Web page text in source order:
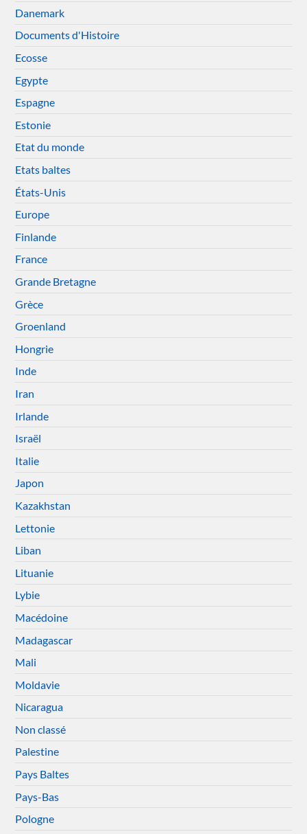
Danemark
Documents d'Histoire
Ecosse
Egypte
Espagne
Estonie
Etat du monde
Etats baltes
États-Unis
Europe
Finlande
France
Grande Bretagne
Grèce
Groenland
Hongrie
Inde
Iran
Irlande
Israël
Italie
Japon
Kazakhstan
Lettonie
Liban
Lituanie
Lybie
Macédoine
Madagascar
Mali
Moldavie
Nicaragua
Non classé
Palestine
Pays Baltes
Pays-Bas
Pologne